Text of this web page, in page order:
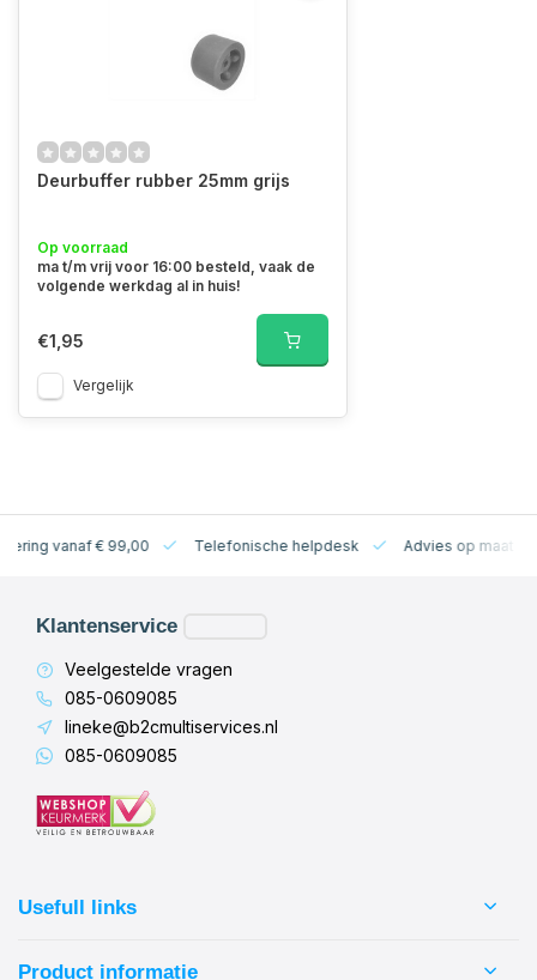
Deurbuffer rubber 25mm grijs
Op voorraad
ma t/m vrij voor 16:00 besteld, vaak de
volgende werkdag al in huis!
€1,95
Vergelijk
vanaf € 99,00 Telefonische helpdesk Advies op maat
Klantenservice
Veelgestelde vragen
085-0609085
lineke@b2cmultiservices.nl
085-0609085
Usefull links
Product informatie